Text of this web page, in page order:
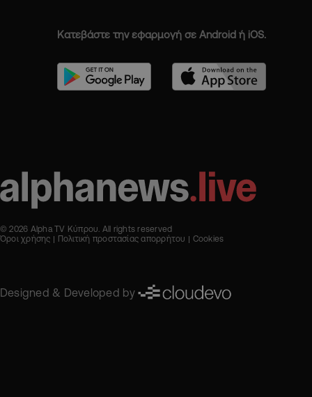
Κατεβάστε την εφαρμογή σε Android ή iOS.
© 2026 Alpha TV Κύπρου. All rights reserved
Όροι χρήσης
Πολιτική προστασίας απορρήτου Cookies
Designed & Developed by